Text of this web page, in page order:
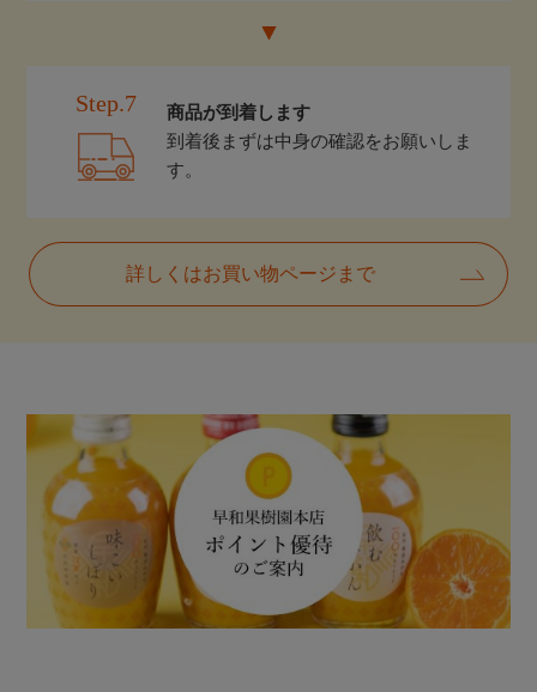
Step.7
商品が到着します
到着後まずは中身の確認をお願いしま
す。
詳しくはお買い物ページまで